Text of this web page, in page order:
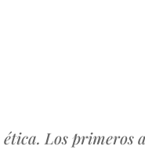
Los primeros